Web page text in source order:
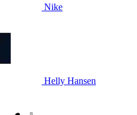
Nike
Helly Hansen